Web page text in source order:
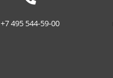
+7 495 544-59-00